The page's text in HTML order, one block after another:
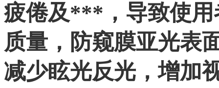
疲倦及***，导致使用
质量，防窥膜亚光表
减少眩光反光，增加